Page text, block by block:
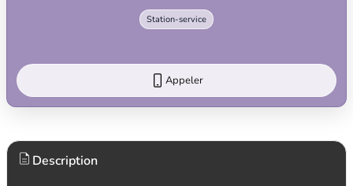
Station-service
Appeler
Description